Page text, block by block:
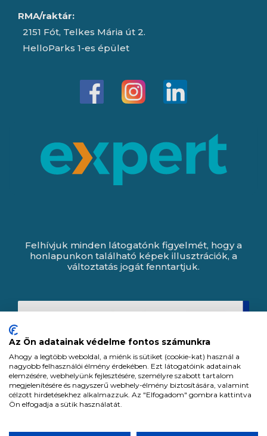
RMA/raktár:
2151 Fót, Telkes Mária út 2.
HelloParks 1-es épület
Felhívjuk minden látogatónk figyelmét, hogy a
honlapunkon található képek illusztrációk, a
változtatás jogát fenntartjuk.
Az Ön adatainak védelme fontos számunkra
Ahogy a legtöbb weboldal, a miénk is sütiket (cookie-kat) használ a
nagyobb felhasználói élmény érdekében. Ezt látogatóink adatainak
elemzésére, webhelyünk fejlesztésére, személyre szabott tartalom
megjelenítésére és nagyszerű webhely-élmény biztosítására, valamint
célzott hirdetésekhez alkalmazzuk. Az "Elfogadom" gombra kattintva
Ön elfogadja a sütik használatát.